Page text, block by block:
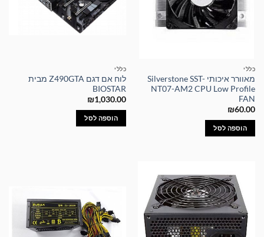
כללי
מאוורר איכותי Silverstone SST-
NT07-AM2 CPU Low Profile
FAN
₪60.00
הוספה לסל
כללי
לוח אם דגם Z490GTA מבית
BIOSTAR
₪1,030.00
הוספה לסל